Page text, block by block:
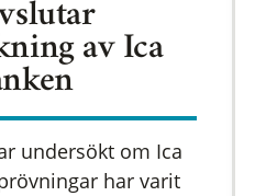
av Ica
undersökt om Ica
har varit